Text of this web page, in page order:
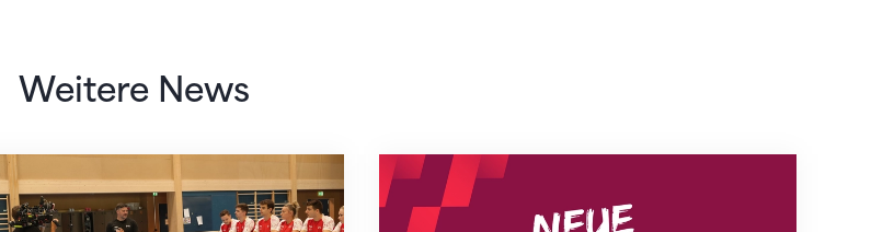
Weitere News
Zielen nach Zagreb Neue Empfangszeiten ab 1. August 2026